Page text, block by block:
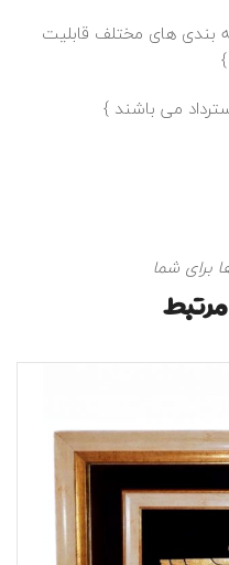
بندی های مختلف قابلیت
برای شما